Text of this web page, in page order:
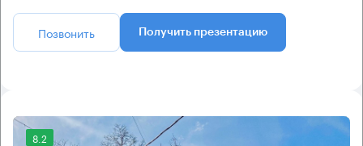
Позвонить Получить презентацию
8.2